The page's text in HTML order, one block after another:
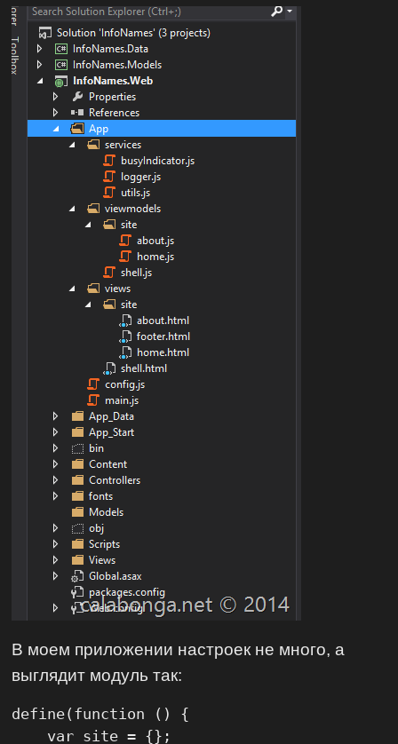
В моем приложении настроек не много, а
выглядит модуль так:
define(function () {
    var site = {};